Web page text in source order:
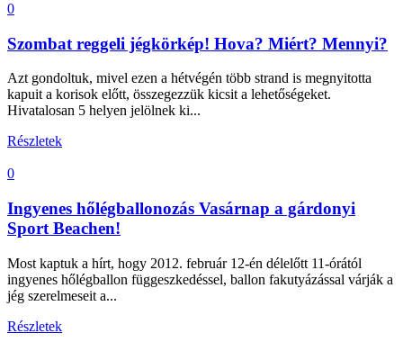
0
Szombat reggeli jégkörkép! Hova? Miért? Mennyi?
Azt gondoltuk, mivel ezen a hétvégén több strand is megnyitotta
kapuit a korisok előtt, összegezzük kicsit a lehetőségeket.
Hivatalosan 5 helyen jelölnek ki...
Részletek
0
Ingyenes hőlégballonozás Vasárnap a gárdonyi
Sport Beachen!
Most kaptuk a hírt, hogy 2012. február 12-én délelőtt 11-órától
ingyenes hőlégballon függeszkedéssel, ballon fakutyázással várják a
jég szerelmeseit a...
Részletek